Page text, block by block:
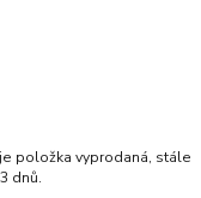
položka vyprodaná, stále
dnů.